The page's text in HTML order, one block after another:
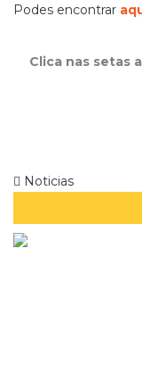
Podes encontrar
Clica nas setas
Noticias